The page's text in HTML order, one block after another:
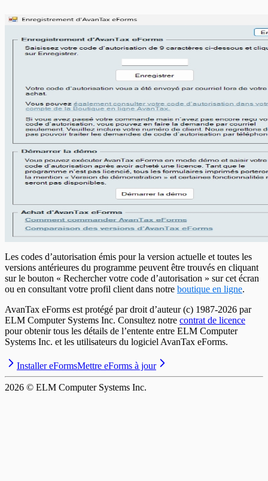
Les codes d’autorisation émis pour la version actuelle et toutes les
versions antérieures du programme peuvent être trouvés en cliquant
sur le bouton « Rechercher votre code d’autorisation » sur cet écran
ou en consultant votre profil client dans notre boutique en ligne.
AvanTax eForms est protégé par droit d’auteur (c) 1987-2026 par
ELM Computer Systems Inc. Consultez notre contrat de licence
pour obtenir tous les détails de l’entente entre ELM Computer
Systems Inc. et les utilisateurs du logiciel AvanTax eForms.
Installer eFormsMettre eForms à jour
2026 © ELM Computer Systems Inc.